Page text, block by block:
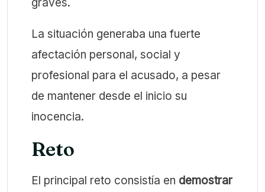
La situación generaba una fuerte
afectación personal, social y
profesional para el acusado, a pesar
de mantener desde el inicio su
inocencia.
Reto
El principal reto consistía en demostrar